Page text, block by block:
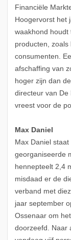
Financiële
Hoogervorst het
waakhond houdt
producten, zoals
consumenten.
afschaffing van
hoger zijn dan
directeur van De
vreest voor de
Max Daniel
Max Daniel
georganiseerde
hennepteelt 2,4
misdaad er de
verband met
jaar september
Ossenaar om
doorzeefd. Naar